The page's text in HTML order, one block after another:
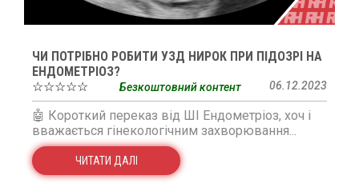
ЧИ ПОТРІБНО РОБИТИ УЗД НИРОК ПРИ ПІДОЗРІ НА
ЕНДОМЕТРІОЗ?
☆☆☆☆☆
06.12.2023
Безкоштовний контент
🤖 Короткий переказ від ШІ Ендометріоз, хоч і
вважається гінекологічним захворювання...
ЧИТАТИ ДАЛІ